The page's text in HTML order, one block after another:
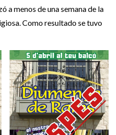
a menos de una semana de la
Como resultado se tuvo